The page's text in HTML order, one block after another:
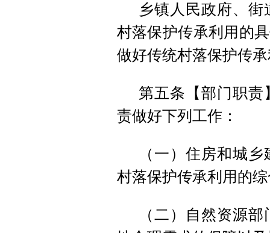
乡镇人民政府、
村落保护传承利用的
做好传统村落保护传
第五条【部门职
责做好下列工作：
（一）住房和城
村落保护传承利用的
（二）自然资源